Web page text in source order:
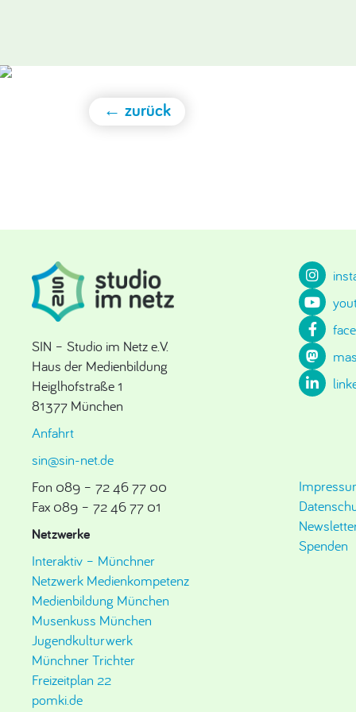
← zurück
SIN – Studio im Netz e.V.
Haus der Medienbildung
Heiglhofstraße 1
81377 München
Anfahrt
sin@sin-net.de
Fon 089 – 72 46 77 00
Fax 089 – 72 46 77 01
Netzwerke
Interaktiv – Münchner
Netzwerk Medienkompetenz
Medienbildung München
Musenkuss München
Jugendkulturwerk
Münchner Trichter
Freizeitplan 22
pomki.de
Spenden